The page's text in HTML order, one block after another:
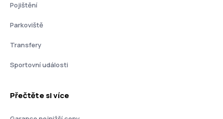
Pojištění
Parkoviště
Transfery
Sportovní události
Přečtěte si více